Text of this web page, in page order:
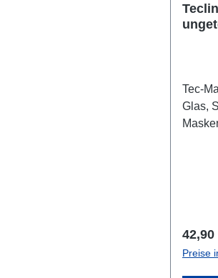
Tec-
Glas,
42,90
Preise